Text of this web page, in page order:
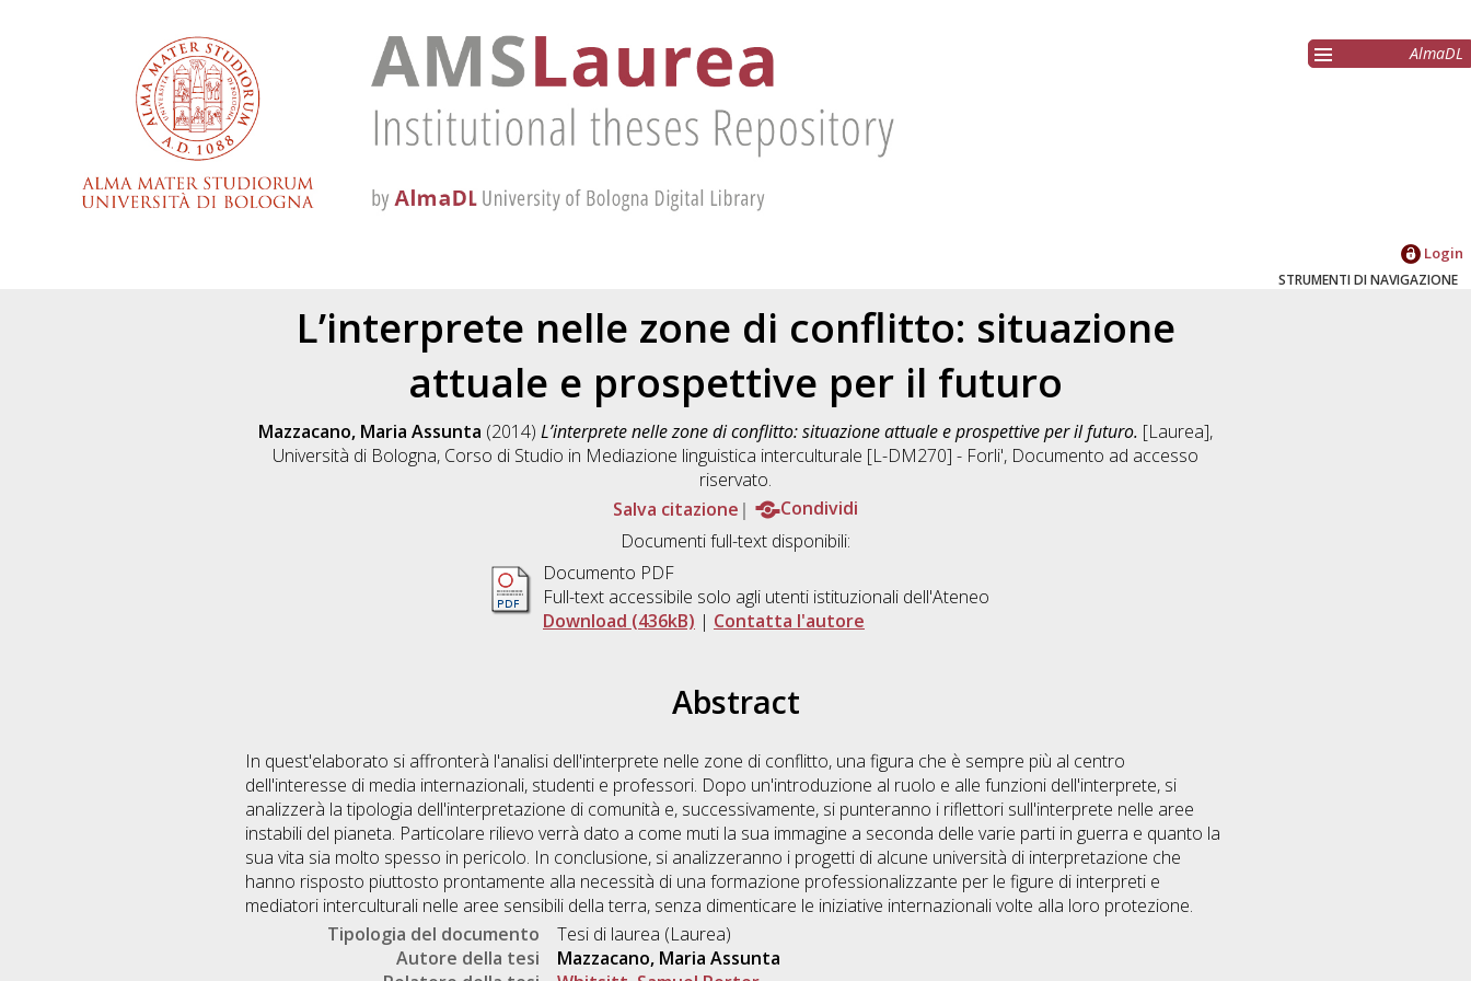
AlmaDL
Login
STRUMENTI DI NAVIGAZIONE
L’interprete nelle zone di conflitto: situazione
attuale e prospettive per il futuro
Mazzacano, Maria Assunta (2014) L’interprete nelle zone di conflitto: situazione attuale e prospettive per il futuro. [Laurea],
Università di Bologna, Corso di Studio in Mediazione linguistica interculturale [L-DM270] - Forli', Documento ad accesso
riservato.
Salva citazione
Condividi
Documenti full-text disponibili:
Documento PDF
Full-text accessibile solo agli utenti istituzionali dell'Ateneo
Download (436kB) | Contatta l'autore
Abstract
In quest'elaborato si affronterà l'analisi dell'interprete nelle zone di conflitto, una figura che è sempre più al centro
dell'interesse di media internazionali, studenti e professori. Dopo un'introduzione al ruolo e alle funzioni dell'interprete, si
analizzerà la tipologia dell'interpretazione di comunità e, successivamente, si punteranno i riflettori sull'interprete nelle aree
instabili del pianeta. Particolare rilievo verrà dato a come muti la sua immagine a seconda delle varie parti in guerra e quanto la
sua vita sia molto spesso in pericolo. In conclusione, si analizzeranno i progetti di alcune università di interpretazione che
hanno risposto piuttosto prontamente alla necessità di una formazione professionalizzante per le figure di interpreti e
mediatori interculturali nelle aree sensibili della terra, senza dimenticare le iniziative internazionali volte alla loro protezione.
Tipologia del documento
Tesi di laurea (Laurea)
Autore della tesi
Mazzacano, Maria Assunta